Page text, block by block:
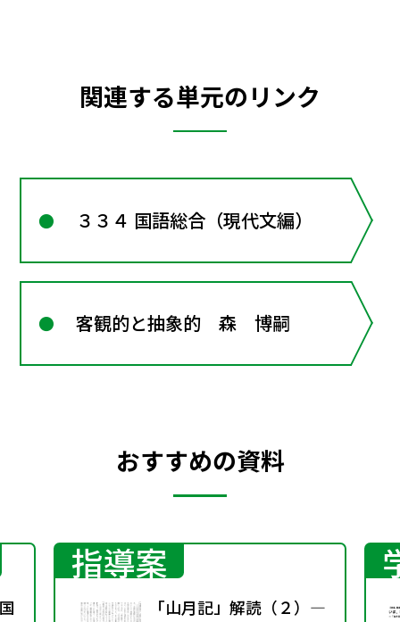
関連する単元のリンク
３３４ 国語総合（現代文編）
客観的と抽象的 森 博嗣
おすすめの資料
指導案
「山月記」解読（２）―